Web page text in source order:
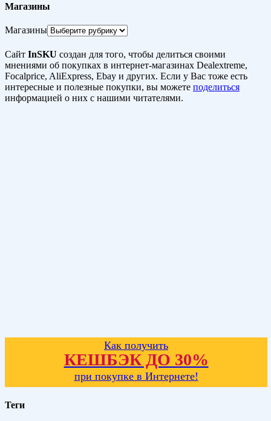
Магазины
Магазины
Сайт InSKU создан для того, чтобы делиться своими
мнениями об покупках в интернет-магазинах Dealextreme,
Focalprice, AliExpress, Ebay и других. Если у Вас тоже есть
интересные и полезные покупки, вы можете поделиться
информацией о них с нашими читателями.
Как получить
КЕШБЭК ДО 30%
при покупке в Интернете!
Теги